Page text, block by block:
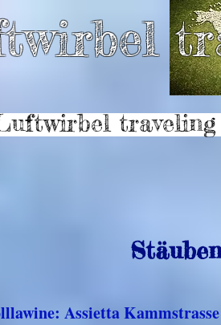
traveling
Assietta Kammstrasse